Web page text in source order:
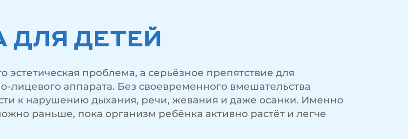
ДЛЯ ДЕТЕЙ
проблема, а серьёзное препятствие для
лицевого аппарата. Без своевременного вмешательства
к нарушению дыхания, речи, жевания и даже осанки. Именно
раньше, пока организм ребёнка активно растёт и легче